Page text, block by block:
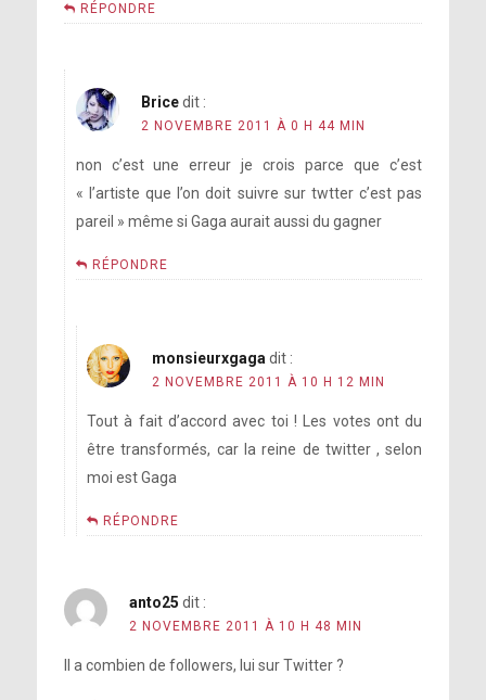
RÉPONDRE
Brice dit :
2 NOVEMBRE 2011 À 0 H 44 MIN
non c’est une erreur je crois parce que c’est
« l’artiste que l’on doit suivre sur twtter c’est pas
pareil » même si Gaga aurait aussi du gagner
RÉPONDRE
monsieurxgaga dit :
2 NOVEMBRE 2011 À 10 H 12 MIN
Tout à fait d’accord avec toi ! Les votes ont du
être transformés, car la reine de twitter , selon
moi est Gaga
RÉPONDRE
anto25 dit :
2 NOVEMBRE 2011 À 10 H 48 MIN
Il a combien de followers, lui sur Twitter ?